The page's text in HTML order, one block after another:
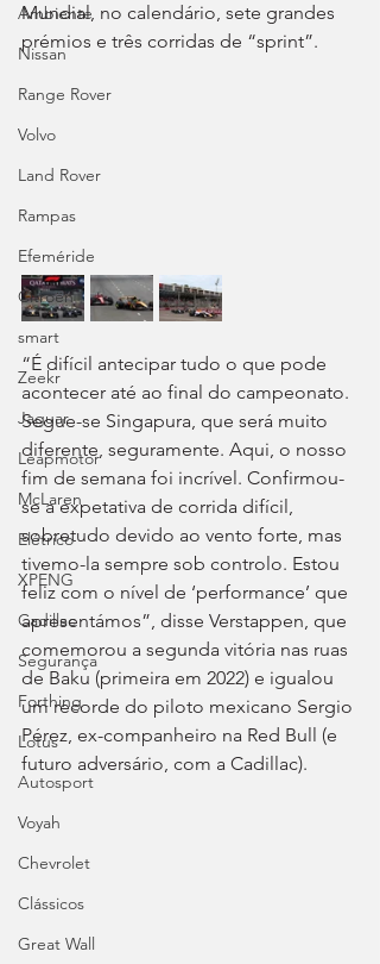
Ambiente
Nissan
Range Rover
Volvo
Land Rover
Rampas
Efeméride
Citroën
smart
Zeekr
Jaguar
Leapmotor
McLaren
Elétrico
XPENG
Cadillac
Segurança
Forthing
Lotus
Autosport
Voyah
Chevrolet
Clássicos
Great Wall
Mundial, no calendário, sete grandes
prémios e três corridas de “sprint”.
“É difícil antecipar tudo o que pode
acontecer até ao final do campeonato.
Segue-se Singapura, que será muito
diferente, seguramente. Aqui, o nosso
fim de semana foi incrível. Confirmou-
se a expetativa de corrida difícil,
sobretudo devido ao vento forte, mas
tivemo-la sempre sob controlo. Estou
feliz com o nível de ‘performance’ que
apresentámos”, disse Verstappen, que
comemorou a segunda vitória nas ruas
de Baku (primeira em 2022) e igualou
um recorde do piloto mexicano Sergio
Pérez, ex-companheiro na Red Bull (e
futuro adversário, com a Cadillac).